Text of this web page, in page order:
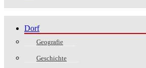
Dorf
Geografie
Geschichte